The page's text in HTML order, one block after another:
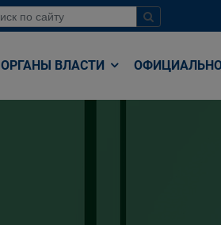
ОРГАНЫ ВЛАСТИ